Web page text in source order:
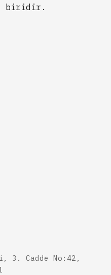
biridir.
3. Cadde No:42,